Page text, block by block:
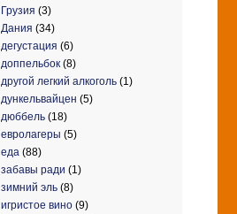
Грузия (3)
Дания (34)
дегустация (6)
доппельбок (8)
другой легкий алкоголь (1)
дункельвайцен (5)
дюббель (18)
евролагеры (5)
еда (88)
забавы ради (1)
зимний эль (8)
игристое вино (9)